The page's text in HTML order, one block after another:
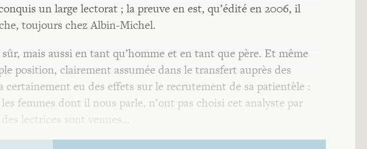
un large lectorat ; la preuve en est, qu’édité en 2006, il
toujours chez Albin-Michel.
mais aussi en tant qu’homme et en tant que père. Et même
position, clairement assumée dans le transfert auprès des
eu des effets sur le recrutement de sa patientèle :
femmes dont il nous parle, n’ont pas choisi cet analyste par
lectrices sont venues…